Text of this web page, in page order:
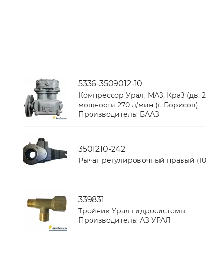
5336-3509012-10
Компрессор Урал, МАЗ, КраЗ (дв.
мощности 270 л/мин (г. Борисов)
Производитель: БААЗ
3501210-242
Рычаг регулировочный правый
339831
Тройник Урал гидросистемы
Производитель: АЗ УРАЛ